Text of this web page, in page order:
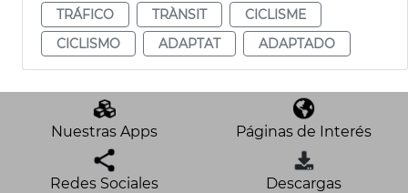
TRÁFICO
TRÀNSIT
CICLISME
CICLISMO
ADAPTAT ADAPTADO
Nuestras Apps Páginas de Interés
Redes Sociales Descargas